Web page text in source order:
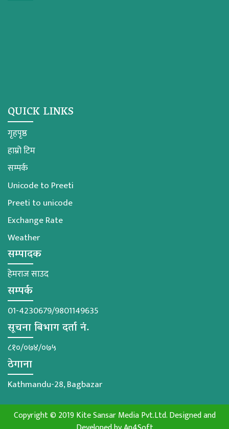
QUICK LINKS
गृहपृष्ठ
हाम्रो टिम
सम्पर्क
Unicode to Preeti
Preeti to unicode
Exchange Rate
Weather
सम्पादक
हेमराज साउद
सम्पर्क
01-4230679/9801149635
सूचना बिभाग दर्ता नं.
८१०/०७४/०७५
ठेगाना
Kathmandu-28, Bagbazar
Copyright © 2019 Kite Sansar Media Pvt.Ltd. Designed and